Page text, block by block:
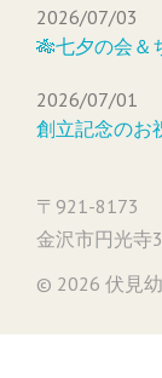
2026/07/03
🎋七夕の会＆
2026/07/01
創立記念のお
〒921-8173
金沢市円光寺
© 2026 伏見